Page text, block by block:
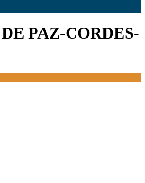
PAZ-CORDES-